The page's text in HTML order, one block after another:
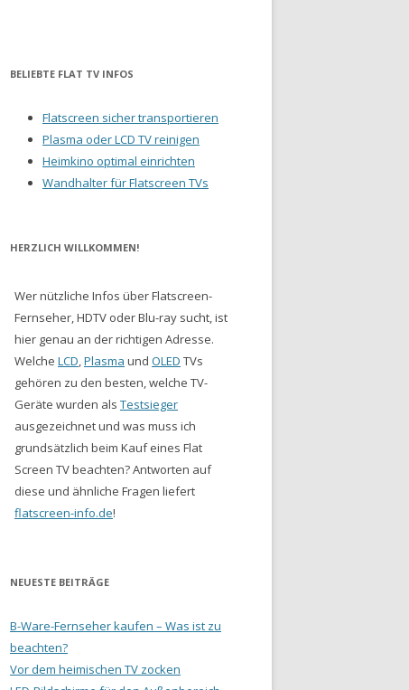
BELIEBTE FLAT TV INFOS
Flatscreen sicher transportieren
Plasma oder LCD TV reinigen
Heimkino optimal einrichten
Wandhalter für Flatscreen TVs
HERZLICH WILLKOMMEN!
Wer nützliche Infos über Flatscreen-
Fernseher, HDTV oder Blu-ray sucht, ist
hier genau an der richtigen Adresse.
Welche LCD,Plasma und OLED TVs
gehören zu den besten, welche TV-
Geräte wurden als Testsieger
ausgezeichnet und was muss ich
grundsätzlich beim Kauf eines Flat
Screen TV beachten? Antworten auf
diese und ähnliche Fragen liefert
flatscreen-info.de!
NEUESTE BEITRÄGE
B-Ware-Fernseher kaufen – Was ist zu
beachten?
Vor dem heimischen TV zocken